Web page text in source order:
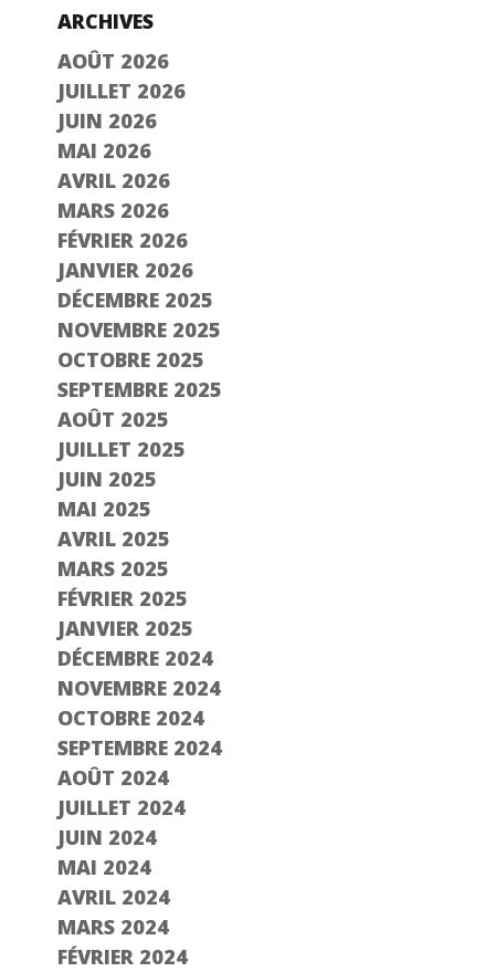
ARCHIVES
AOÛT 2026
JUILLET 2026
JUIN 2026
MAI 2026
AVRIL 2026
MARS 2026
FÉVRIER 2026
JANVIER 2026
DÉCEMBRE 2025
NOVEMBRE 2025
OCTOBRE 2025
SEPTEMBRE 2025
AOÛT 2025
JUILLET 2025
JUIN 2025
MAI 2025
AVRIL 2025
MARS 2025
FÉVRIER 2025
JANVIER 2025
DÉCEMBRE 2024
NOVEMBRE 2024
OCTOBRE 2024
SEPTEMBRE 2024
AOÛT 2024
JUILLET 2024
JUIN 2024
MAI 2024
AVRIL 2024
MARS 2024
FÉVRIER 2024